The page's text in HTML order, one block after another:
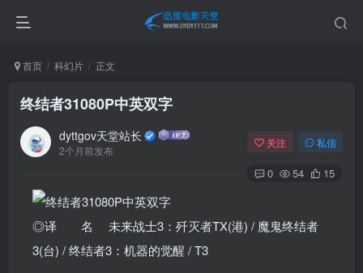
首页 科幻片 正文
终结者31080P中英双字
dyttgov天堂站长
2个月前发布
关注 私信
0 54 15
◎译 名 未来战士3：歼灭者TX(港) / 魔鬼终结者
3(台) / 终结者3：机器的觉醒 / T3